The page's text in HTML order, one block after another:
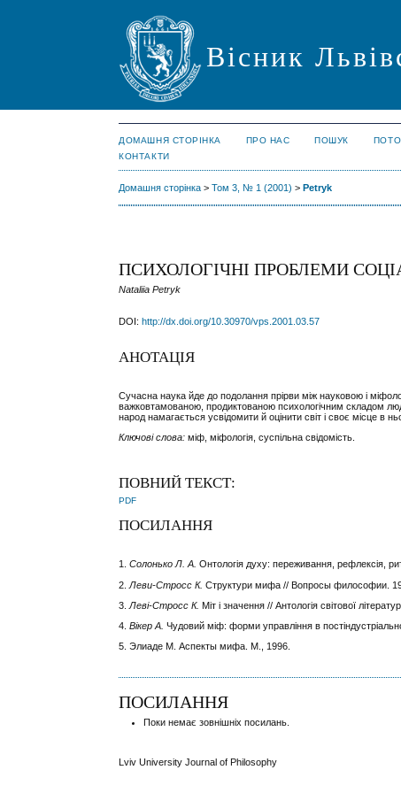
Вісник
ДОМАШНЯ СТОРІНКА ПРО НАС ПОШУК
КОНТАКТИ
Домашня сторінка >Том 3, № 1 (2001) >Petryk
ПСИХОЛОГІЧНІ ПРОБЛЕМИ
Nataliia Petryk
DOI: http://dx.doi.org/10.30970/vps.2001.03.57
АНОТАЦІЯ
Сучасна наука йде до подолання прірви між науковою і
важковтамованою, продиктованою психологічним складом
народ намагається усвідомити й оцінити світ і своє місце в
Ключові слова: міф, міфологія, суспільна свідомість.
ПОВНИЙ ТЕКСТ:
PDF
ПОСИЛАННЯ
1.Солонько Л. А. Онтологія духу: переживання, рефлексія,
2.Леви-Стросс К. Структури мифа // Вопросы философии.
3.Леві-Стросс К. Міт і значення // Антологія світової
4.Вікер А. Чудовий міф: форми управління в
5. Элиаде М. Аспекты мифа. М., 1996.
ПОСИЛАННЯ
Поки немає зовнішніх посилань.
Lviv University Journal of Philosophy